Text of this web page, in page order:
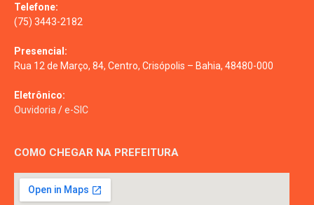
Telefone:
(75) 3443-2182
Presencial:
Rua 12 de Março, 84, Centro, Crisópolis – Bahia, 48480-000
Eletrônico:
Ouvidoria /e-SIC
COMO CHEGAR NA PREFEITURA